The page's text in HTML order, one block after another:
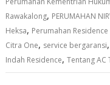
Rawakalong, PERUMAHAN
Heksa, Perumahan
Citra One, service bergaransi
Indah Residence,Tentang AC